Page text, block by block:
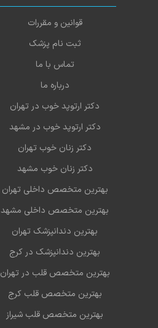
قوانین و مقررات
ثبت نام پزشک
تماس با ما
درباره ما
دکتر ارتوپد خوب در تهران
دکتر ارتوپد خوب در مشهد
دکتر زنان خوب تهران
دکتر زنان خوب مشهد
بهترین متخصص داخلی تهران
بهترین متخصص داخلی مشهد
بهترین دندانپزشک تهران
بهترین دندانپزشک در کرج
بهترین متخصص قلب در تهران
بهترین متخصص قلب کرج
بهترین متخصص قلب شیراز